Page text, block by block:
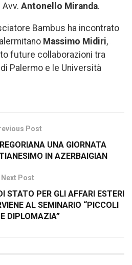
Antonello Miranda.
Bambus ha incontrato
Massimo Midiri,
future collaborazioni tra
Palermo e le Università
Post
UNA GIORNATA
IN AZERBAIGIAN
Next Post
STATO PER GLI AFFARI ESTERI
AL SEMINARIO “PICCOLI
DIPLOMAZIA”